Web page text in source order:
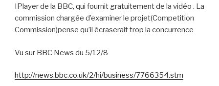
IPlayer de la BBC, qui fournit gratuitement de la vidéo . La
commission chargée d’examiner le projet(Competition
Commission)pense qu’il écraserait trop la concurrence
Vu sur BBC News du 5/12/8
http://news.bbc.co.uk/2/hi/business/7766354.stm